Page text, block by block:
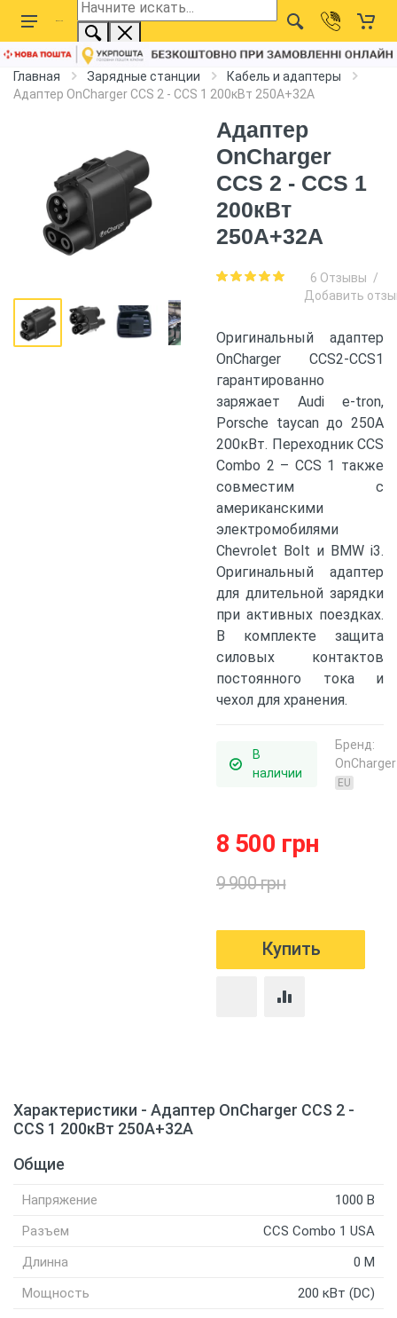
Главная Зарядные станции
Кабель и адаптеры
Адаптер OnCharger CCS 2 - CCS 1 200кВт 250А+32А
Адаптер
OnCharger
CCS 2 - CCS 1
200кВт
250А+32А
6 Отзывы /
Добавить
Оригинальный адаптер
OnCharger CCS2-CCS1
гарантированно
заряжает Audi e-tron,
Porsche taycan до 250A
200кВт. Переходник CCS
Combo 2 – CCS 1 также
совместим с
американскими
электромобилями
Chevrolet Bolt и BMW i3.
Оригинальный адаптер
для длительной зарядки
при активных поездках.
В комплекте защита
силовых контактов
постоянного тока и
чехол для хранения.
В
наличии
Бренд:
OnCharger
EU
8 500 грн
9 900 грн
Характеристики - Адаптер OnCharger CCS 2 -
CCS 1 200кВт 250А+32А
Общие
Напряжение
1000 В
Разъем
CCS Combo 1 USA
Длинна
0 M
Мощность
200 кВт (DC)